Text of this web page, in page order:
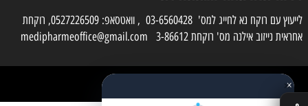
בפועל תעשה בעזרת
השליח
לייעוץ עם רוקח נא לחייג למס' 03-6560428 , וואטסאפ: 0527226509, רוקחת
אחראית נייזוב אילנה מס' רוקחת 3-86612 medipharmeoffice@gmail.com
✕×